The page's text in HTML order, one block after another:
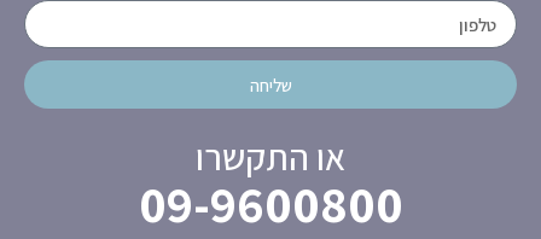
שליחה
או התקשרו
09-9600800